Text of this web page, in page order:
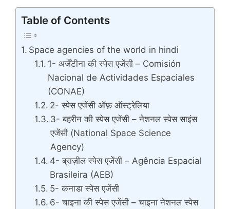
Table of Contents
Space agencies of the world in hindi
1- अर्जेंटीना की स्पेस एजेंसी – Comisión
Nacional de Actividades Espaciales
(CONAE)
2- स्पेस एजेंसी ऑफ़ ऑस्ट्रेलिया
3- बहरीन की स्पेस एजेंसी – नेशनल स्पेस साइंस
एजेंसी (National Space Science
Agency)
4- ब्राज़ील स्पेस एजेंसी – Agência Espacial
Brasileira (AEB)
5- कनाडा स्पेस एजेंसी
6- चाइना की स्पेस एजेंसी – चाइना नेशनल स्पेस